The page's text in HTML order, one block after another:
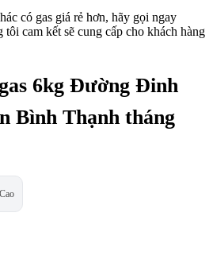
có gas giá rẻ hơn, hãy gọi ngay
cam kết sẽ cung cấp cho khách hàng
6kg Đường Đinh
Bình Thạnh tháng